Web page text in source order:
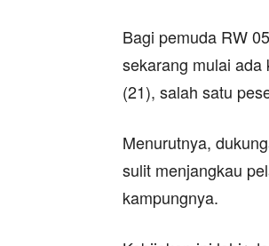
Bagi pemuda RW
sekarang mulai ada
(21), salah satu
Menurutnya,
sulit menjangkau
kampungnya.